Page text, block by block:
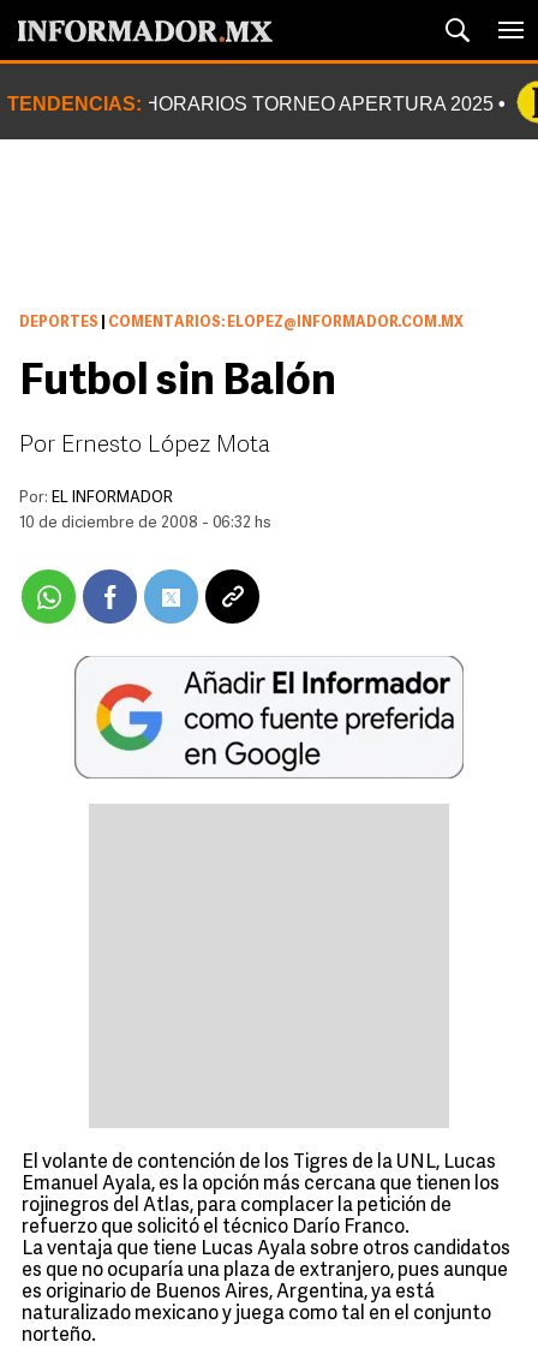
TENDENCIAS: HORARIOS TORNEO APERTURA 2025
DEPORTES COMENTARIOS: ELOPEZ@INFORMADOR.COM.MX
Futbol sin Balón
Por Ernesto López Mota
Por: EL INFORMADOR
10 de diciembre de 2008 - 06:32 hs
El volante de contención de los Tigres de la UNL, Lucas
Emanuel Ayala, es la opción más cercana que tienen los
rojinegros del Atlas, para complacer la petición de
refuerzo que solicitó el técnico Darío Franco.
La ventaja que tiene Lucas Ayala sobre otros candidatos
es que no ocuparía una plaza de extranjero, pues aunque
es originario de Buenos Aires, Argentina, ya está
naturalizado mexicano y juega como tal en el conjunto
norteño.